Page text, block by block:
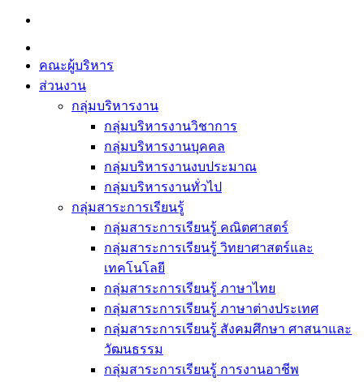
Skip
content
คณะผู้บริหาร
ส่วนงาน
กลุ่มบริหารงาน
กลุ่มบริหารงานวิชาการ
กลุ่มบริหารงานบุคคล
กลุ่มบริหารงานงบประมาณ
กลุ่มบริหารงานทั่วไป
กลุ่มสาระการเรียนรู้
กลุ่มสาระการเรียนรู้ คณิตศาสตร์
กลุ่มสาระการเรียนรู้ วิทยาศาสตร์และ
เทคโนโลยี
กลุ่มสาระการเรียนรู้ ภาษาไทย
กลุ่มสาระการเรียนรู้ ภาษาต่างประเทศ
กลุ่มสาระการเรียนรู้ สังคมศึกษา ศาสนาและ
วัฒนธรรม
กลุ่มสาระการเรียนรู้ การงานอาชีพ